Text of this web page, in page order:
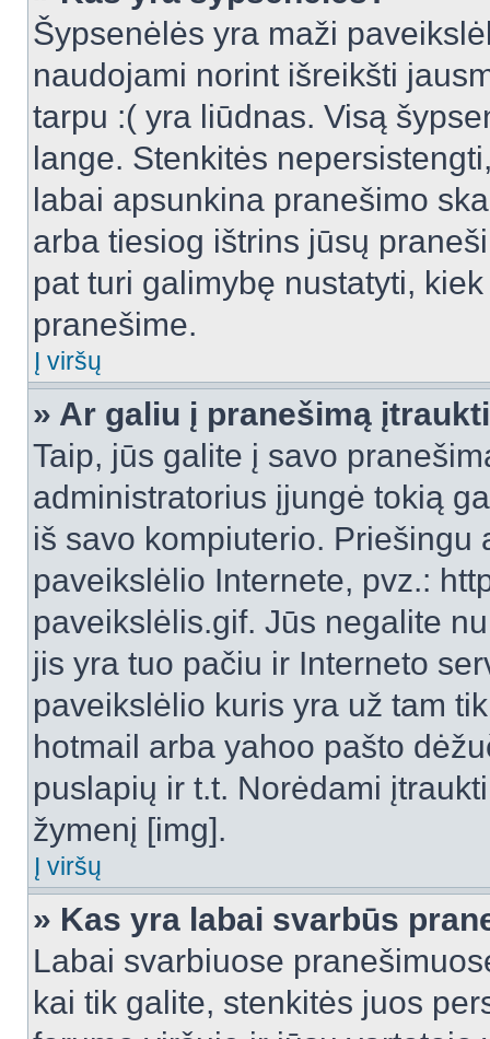
Šypsenėlės yra maži
naudojami norint išreikšti
tarpu :( yra liūdnas. Visą
lange. Stenkitės
labai apsunkina pranešimo
arba tiesiog ištrins jūsų
pat turi galimybę nustatyti,
pranešime.
Į viršų
» Ar galiu į pranešimą
Taip, jūs galite į savo
administratorius įjungė tokią
iš savo kompiuterio.
paveikslėlio Internete, pvz.:
paveikslėlis.gif. Jūs negalite
jis yra tuo pačiu ir Interneto
paveikslėlio kuris yra už tam
hotmail arba yahoo pašto
puslapių ir t.t. Norėdami
žymenį [img].
Į viršų
» Kas yra labai svarbūs
Labai svarbiuose
kai tik galite, stenkitės juos